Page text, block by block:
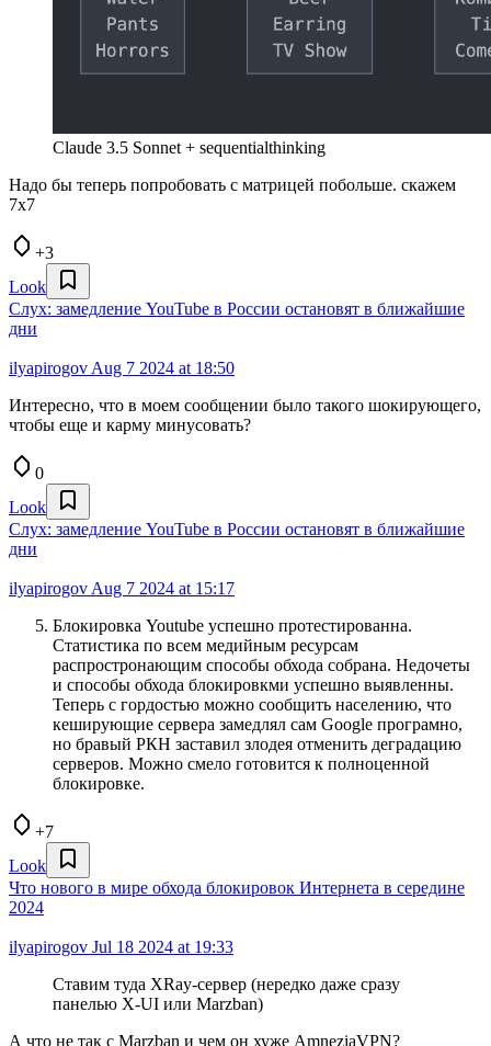
Claude 3.5 Sonnet + sequentialthinking
Надо бы теперь попробовать с матрицей побольше. скажем
7х7
+3
Look
Слух: замедление YouTube в России остановят в ближайшие
дни
ilyapirogov Aug 7 2024 at 18:50
Интересно, что в моем сообщении было такого шокирующего,
чтобы еще и карму минусовать?
0
Look
Слух: замедление YouTube в России остановят в ближайшие
дни
ilyapirogov Aug 7 2024 at 15:17
Блокировка Youtube успешно протестированна.
Статистика по всем медийным ресурсам
распростронающим способы обхода собрана. Недочеты
и способы обхода блокировкми успешно выявленны.
Теперь с гордостью можно сообщить населению, что
кеширующие сервера замедлял сам Google програмно,
но бравый РКН заставил злодея отменить деградацию
серверов. Можно смело готовится к полноценной
блокировке.
+7
Look
Что нового в мире обхода блокировок Интернета в середине
2024
ilyapirogov Jul 18 2024 at 19:33
Ставим туда XRay‑сервер (нередко даже сразу
панелью X‑UI или Marzban)
А что не так с Marzban и чем он хуже AmneziaVPN?